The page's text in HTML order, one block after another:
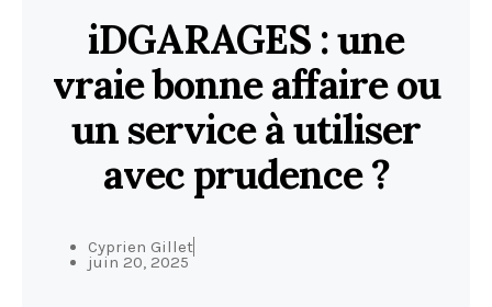
iDGARAGES : une
vraie bonne affaire ou
un service à utiliser
avec prudence ?
Cyprien Gillet
juin 20, 2025